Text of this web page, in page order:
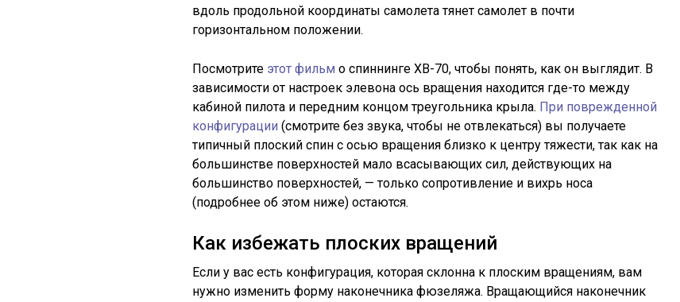
вдоль продольной координаты самолета тянет самолет в почти
горизонтальном положении.
Посмотрите этот фильм о спиннинге XB-70, чтобы понять, как он выглядит. В
зависимости от настроек элевона ось вращения находится где-то между
кабиной пилота и передним концом треугольника крыла. При поврежденной
конфигурации (смотрите без звука, чтобы не отвлекаться) вы получаете
типичный плоский спин с осью вращения близко к центру тяжести, так как на
большинстве поверхностей мало всасывающих сил, действующих на
большинство поверхностей, — только сопротивление и вихрь носа
(подробнее об этом ниже) остаются.
Как избежать плоских вращений
Если у вас есть конфигурация, которая склонна к плоским вращениям, вам
нужно изменить форму наконечника фюзеляжа. Вращающийся наконечник